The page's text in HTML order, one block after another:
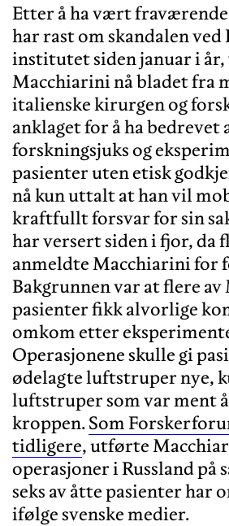
Etter å ha vært
har rast om skandalen
institutet siden januar i år,
Macchiarini nå bladet fra
italienske kirurgen og
anklaget for å ha
forskningsjuks og
pasienter uten etisk
nå kun uttalt at han vil
kraftfullt forsvar for sin
har versert siden i fjor, da
anmeldte Macchiarini for
Bakgrunnen var at flere
pasienter fikk alvorlige
omkom etter
Operasjonene skulle gi
ødelagte luftstruper nye,
luftstruper som var ment
kroppen.Som
tidligere, utførte
operasjoner i Russland på
seks av åtte pasienter har
ifølge svenske medier.